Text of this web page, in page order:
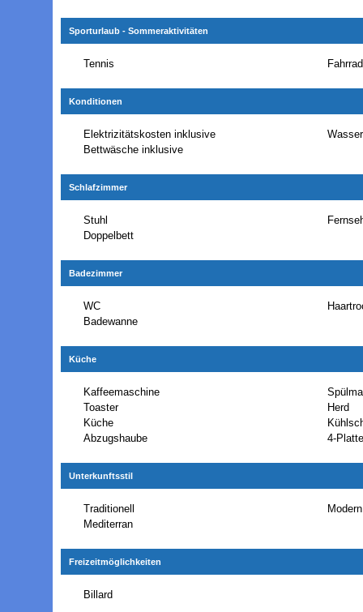
Sporturlaub - Sommeraktivitäten
Tennis
Konditionen
Elektrizitätskosten inklusive
Bettwäsche inklusive
Schlafzimmer
Stuhl
Doppelbett
Badezimmer
WC
Badewanne
Küche
Kaffeemaschine
Toaster
Küche
Abzugshaube
Herd
4-
Unterkunftsstil
Traditionell
Mediterran
Modern
Freizeitmöglichkeiten
Billard